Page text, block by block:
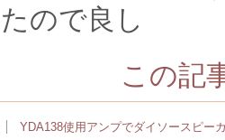
ので良し
この記
YDA138使用アンプでダイソースピー